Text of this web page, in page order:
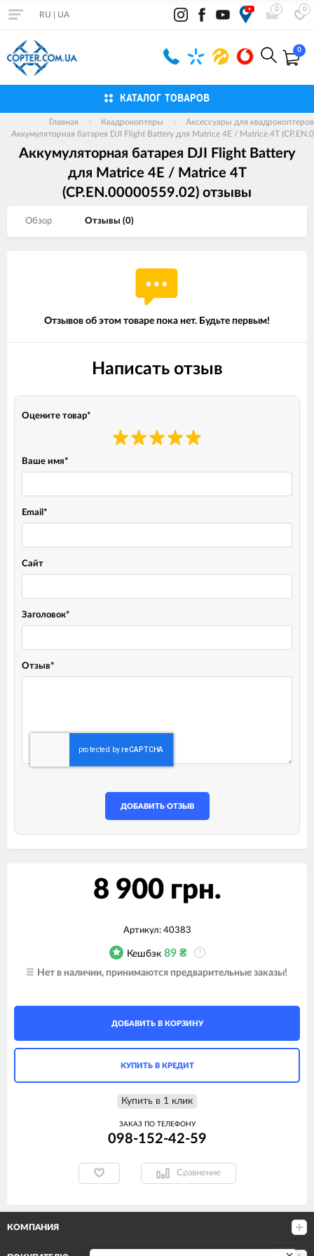
0 0
RU UA
0
КАТАЛОГ ТОВАРОВ
Главная Квадрокоптеры
Аксессуары для квадрокоптеров
Аккумуляторная батарея DJI Flight Battery для Matrice 4E / Matrice 4T
Аккумуляторная батарея DJI Flight Battery
для Matrice 4E / Matrice 4T
(CP.EN.00000559.02) отзывы
Обзор Отзывы (0)
Отзывов об этом товаре пока нет. Будьте первым!
Написать отзыв
Оцените товар*
Ваше имя*
Email *
Сайт
Заголовок*
Отзыв*
ДОБАВИТЬ ОТЗЫВ
8 900 грн.
Артикул: 40383
Кешбэк 89₴ ?
Нет в наличии, принимаются предварительные заказы!
ДОБАВИТЬ В КОРЗИНУ
КУПИТЬ В КРЕДИТ
Купить в 1 клик
ЗАКАЗ ПО ТЕЛЕФОНУ
098-152-42-59
Сравнение
КОМПАНИЯ